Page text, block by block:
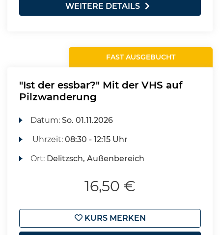
WEITERE DETAILS
FAST AUSGEBUCHT
"Ist der essbar?" Mit der VHS auf
Pilzwanderung
Datum:So. 01.11.2026
Uhrzeit:08:30 - 12:15 Uhr
Ort: Delitzsch, Außenbereich
16,50 €
KURS MERKEN